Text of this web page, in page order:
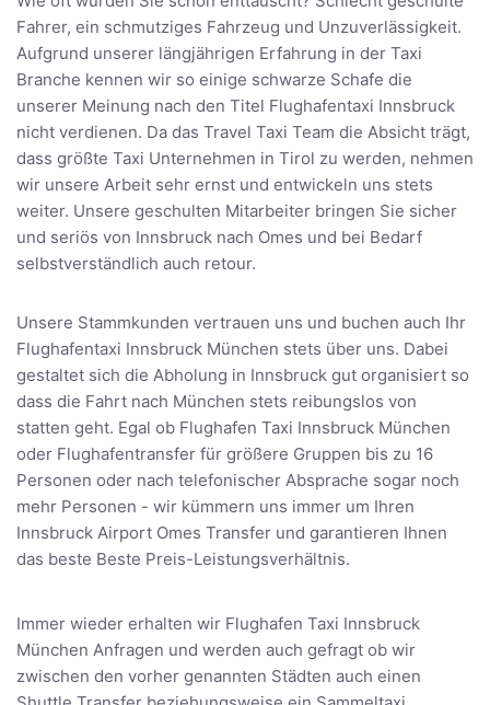
Fahrer, ein schmutziges Fahrzeug und Unzuverlässigkeit.
Aufgrund unserer längjährigen Erfahrung in der Taxi
Branche kennen wir so einige schwarze Schafe die
unserer Meinung nach den Titel Flughafentaxi Innsbruck
nicht verdienen. Da das Travel Taxi Team die Absicht trägt,
dass größte Taxi Unternehmen in Tirol zu werden, nehmen
wir unsere Arbeit sehr ernst und entwickeln uns stets
weiter. Unsere geschulten Mitarbeiter bringen Sie sicher
und seriös von Innsbruck nach Omes und bei Bedarf
selbstverständlich auch retour.
Unsere Stammkunden vertrauen uns und buchen auch Ihr
Flughafentaxi Innsbruck München stets über uns. Dabei
gestaltet sich die Abholung in Innsbruck gut organisiert so
dass die Fahrt nach München stets reibungslos von
statten geht. Egal ob Flughafen Taxi Innsbruck München
oder Flughafentransfer für größere Gruppen bis zu 16
Personen oder nach telefonischer Absprache sogar noch
mehr Personen - wir kümmern uns immer um Ihren
Innsbruck Airport Omes Transfer und garantieren Ihnen
das beste Beste Preis-Leistungsverhältnis.
Immer wieder erhalten wir Flughafen Taxi Innsbruck
München Anfragen und werden auch gefragt ob wir
zwischen den vorher genannten Städten auch einen